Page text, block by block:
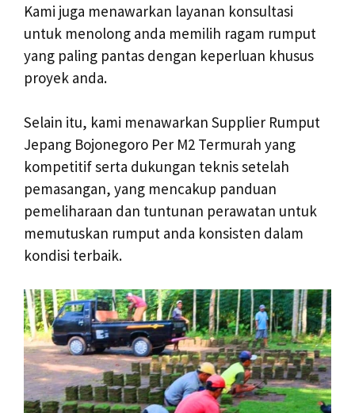
Kami juga menawarkan layanan konsultasi
untuk menolong anda memilih ragam rumput
yang paling pantas dengan keperluan khusus
proyek anda.
Selain itu, kami menawarkan Supplier Rumput
Jepang Bojonegoro Per M2 Termurah yang
kompetitif serta dukungan teknis setelah
pemasangan, yang mencakup panduan
pemeliharaan dan tuntunan perawatan untuk
memutuskan rumput anda konsisten dalam
kondisi terbaik.